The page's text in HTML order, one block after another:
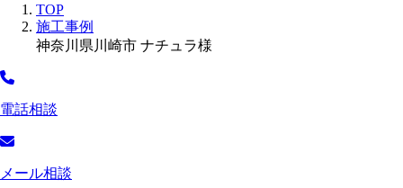
TOP
施工事例
神奈川県川崎市 ナチュラ様
電話相談
メール相談